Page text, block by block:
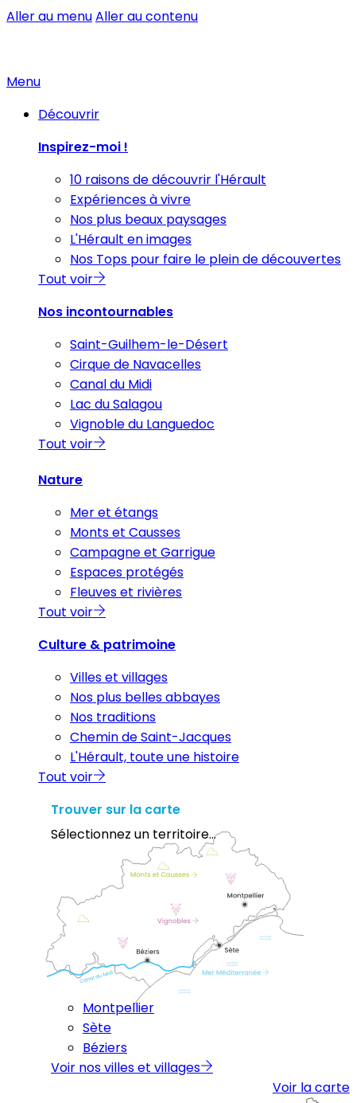
Aller au menuAller au contenu
Menu
Découvrir
Inspirez-moi !
10 raisons de découvrir l'Hérault
Expériences à vivre
Nos plus beaux paysages
L'Hérault en images
Nos Tops pour faire le plein de découvertes
Tout voir
Nos incontournables
Saint-Guilhem-le-Désert
Cirque de Navacelles
Canal du Midi
Lac du Salagou
Vignoble du Languedoc
Tout voir
Nature
Mer et étangs
Monts et Causses
Campagne et Garrigue
Espaces protégés
Fleuves et rivières
Tout voir
Culture & patrimoine
Villes et villages
Nos plus belles abbayes
Nos traditions
Chemin de Saint-Jacques
L'Hérault, toute une histoire
Tout voir
Trouver sur la carte
Sélectionnez un territoire...
Montpellier
Sète
Béziers
Voir nos villes et villages
Voir la carte